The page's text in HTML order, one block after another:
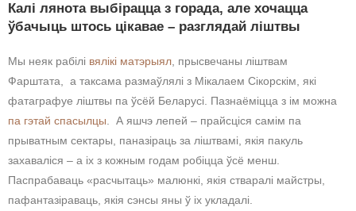
Калі лянота выбірацца з горада, але хочацца
ўбачыць штось цікавае – разглядай ліштвы
Мы неяк рабілі вялікі матэрыял, прысвечаны ліштвам
Фарштата, а таксама размаўлялі з Мікалаем Сікорскім, які
фатаграфуе ліштвы па ўсёй Беларусі. Пазнаёміцца з ім можна
па гэтай спасылцы. А яшчэ лепей – прайсціся самім па
прыватным сектары, паназіраць за ліштвамі, якія пакуль
захаваліся – а іх з кожным годам робіцца ўсё менш.
Паспрабаваць «расчытаць» малюнкі, якія стваралі майстры,
пафантазіраваць, якія сэнсы яны ў іх укладалі.